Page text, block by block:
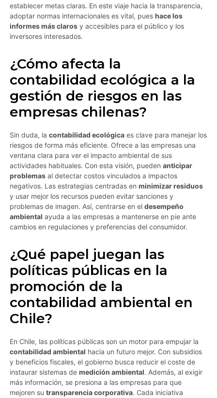
establecer metas claras. En este viaje hacia la transparencia,
adoptar normas internacionales es vital, pues hace los
informes más claros y accesibles para el público y los
inversores interesados.
¿Cómo afecta la
contabilidad ecológica a la
gestión de riesgos en las
empresas chilenas?
Sin duda, la contabilidad ecológica es clave para manejar los
riesgos de forma más eficiente. Ofrece a las empresas una
ventana clara para ver el impacto ambiental de sus
actividades habituales. Con esta visión, pueden anticipar
problemas al detectar costos vinculados a impactos
negativos. Las estrategias centradas en minimizar residuos
y usar mejor los recursos pueden evitar sanciones y
problemas de imagen. Así, centrarse en el desempeño
ambiental ayuda a las empresas a mantenerse en pie ante
cambios en regulaciones y preferencias del consumidor.
¿Qué papel juegan las
políticas públicas en la
promoción de la
contabilidad ambiental en
Chile?
En Chile, las políticas públicas son un motor para empujar la
contabilidad ambiental hacia un futuro mejor. Con subsidios
y beneficios fiscales, el gobierno busca reducir el coste de
instaurar sistemas de medición ambiental. Además, al exigir
más información, se presiona a las empresas para que
mejoren su transparencia corporativa. Cada iniciativa